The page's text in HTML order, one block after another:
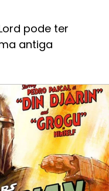
pode ter
antiga